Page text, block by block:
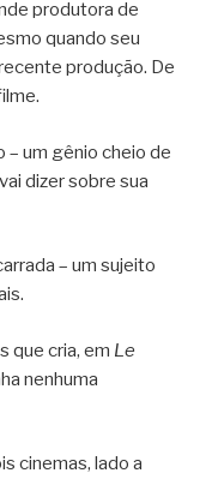
produtora de
quando seu
produção. De
– um gênio cheio de
dizer sobre sua
– um sujeito
que cria, em Le
nenhuma
cinemas, lado a